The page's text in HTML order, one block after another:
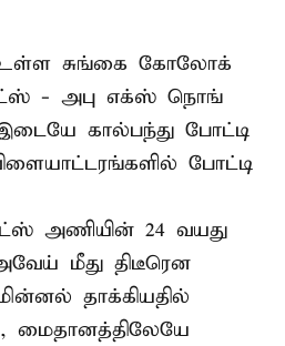
சுங்கை கோலோக்
- அபு எக்ஸ் நொங்
கால்பந்து போட்டி
போட்டி
அணியின் 24 வயது
மீது திடீரென
தாக்கியதில்
மைதானத்திலேயே